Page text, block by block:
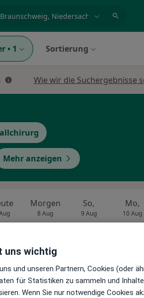
• 1 Sortierung
Wie wir die Suchergebnisse
Mehr anzeigen
Morgen
8 Aug
So,
9 Aug
Mo,
10 Aug
Terminbuchung nicht verfügbar
Terminanfrage senden
uns wichtig
und unseren Partnern, Cookies (oder
für Statistiken zu sammeln und
Wenn Sie nur notwendige Cookies